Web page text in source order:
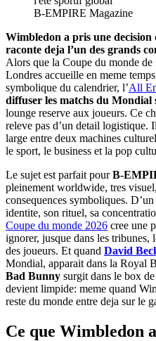
B-EMPIRE Magazine
Wimbledon a pris une
raconte deja l’un des grands
Alors que la Coupe du monde
Londres accueille en meme
symbolique du calendrier, l’All
diffuser les matchs du Mondial
lounge reserve aux joueurs. Ce
releve pas d’un detail logistique.
large entre deux machines
le sport, le business et la pop
Le sujet est parfait pourB-
pleinement worldwide, tres
consequences symboliques.
identite, son rituel, sa
Coupe du monde 2026 cree une
ignorer, jusque dans les tribunes,
des joueurs. Et quand David
Mondial, apparait dans la Royal
Bad Bunny surgit dans le box de
devient limpide: meme quand
reste du monde entre deja sur le
Ce que Wimbledon